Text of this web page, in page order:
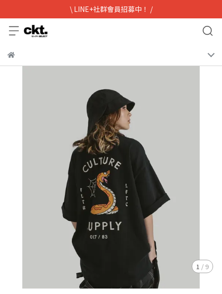
\ LINE+社群會員招募中！ /
1 / 9